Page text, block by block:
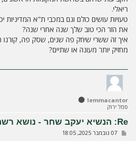
ריאלי.
טעויות עושים כולם וגם במכבי ת"א
את הזר הכי טוב שלך שנה אחרי שנה?
איך זה ששרי שיחק פה שנים, שסק פה, קורנו
מחזיק יותר מעונה או שתיים?
lemmacantor
סמל ירוק
Re: הנשיא יעקב שחר - נושא רשמי
ש07 נובמבר 2025, 18:05